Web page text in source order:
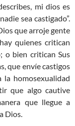
mi dios es
sea castigado”.
que arroje gente
quienes critican
o bien critican Sus
que envíe castigos
homosexualidad
que algo cautive
que llegue a
Dios.